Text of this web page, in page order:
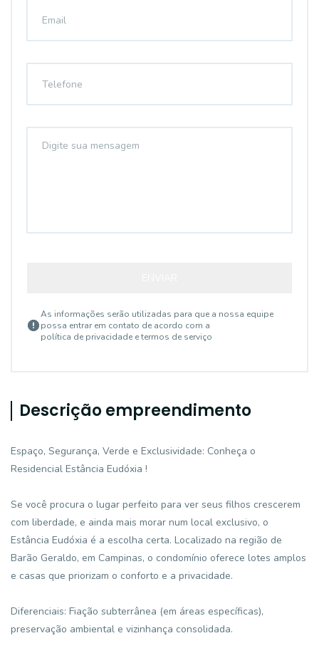
As informações serão utilizadas para que a nossa equipe
possa entrar em contato de acordo com a
política de privacidade e termos de serviço
Descrição empreendimento
Espaço, Segurança, Verde e Exclusividade: Conheça o
Residencial Estância Eudóxia !
Se você procura o lugar perfeito para ver seus filhos crescerem
com liberdade, e ainda mais morar num local exclusivo, o
Estância Eudóxia é a escolha certa. Localizado na região de
Barão Geraldo, em Campinas, o condomínio oferece lotes amplos
e casas que priorizam o conforto e a privacidade.
Diferenciais: Fiação subterrânea (em áreas específicas),
preservação ambiental e vizinhança consolidada.